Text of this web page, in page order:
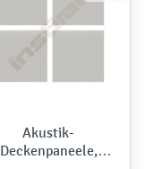
Akustik-
Deckenpaneele,